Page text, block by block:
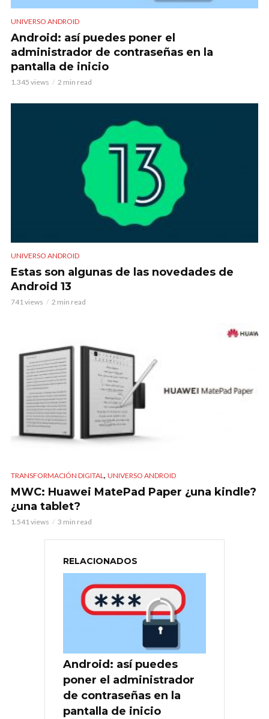
UNIVERSO ANDROID
Android: así puedes poner el
administrador de contraseñas en la
pantalla de inicio
1.345 views 2 min read
UNIVERSO ANDROID
Estas son algunas de las novedades de
Android 13
741 views 2 min read
TRANSFORMACIÓN DIGITAL, UNIVERSO ANDROID
MWC: Huawei MatePad Paper ¿una kindle?
¿una tablet?
1.541 views 3 min read
RELACIONADOS
Android: así puedes
poner el administrador
de contraseñas en la
pantalla de inicio